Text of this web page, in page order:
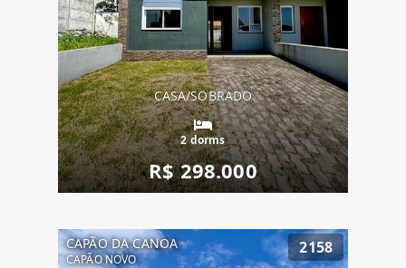
CASA/SOBRADO
2 dorms
R$ 298.000
CAPÃO DA CANOA
CAPÃO NOVO
2158